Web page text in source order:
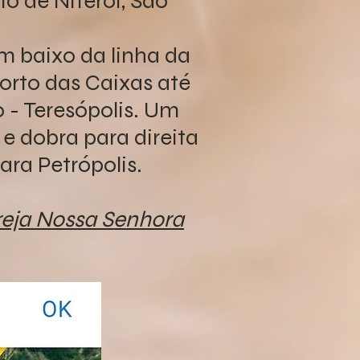
baixo da linha da
das Caixas até
Teresópolis. Um
dobra para direita
Petrópolis.
Nossa Senhora